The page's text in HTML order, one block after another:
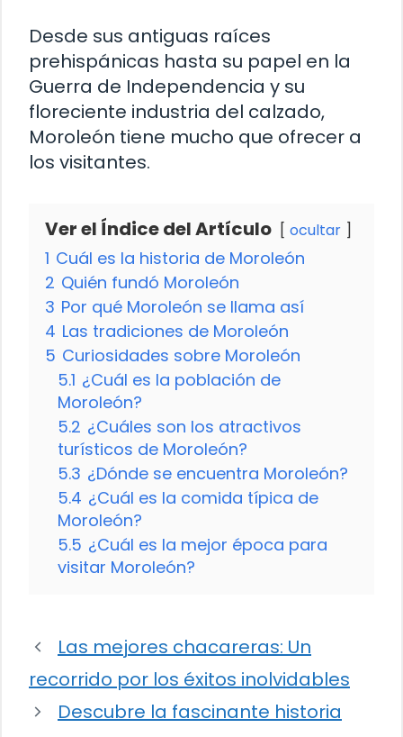
Desde sus antiguas raíces
prehispánicas hasta su papel en la
Guerra de Independencia y su
floreciente industria del calzado,
Moroleón tiene mucho que ofrecer a
los visitantes.
Ver el Índice del Artículo ocultar
1 Cuál es la historia de Moroleón
2 Quién fundó Moroleón
3 Por qué Moroleón se llama así
4 Las tradiciones de Moroleón
5 Curiosidades sobre Moroleón
5.1 ¿Cuál es la población de
Moroleón?
5.2 ¿Cuáles son los atractivos
turísticos de Moroleón?
5.3 ¿Dónde se encuentra Moroleón?
5.4 ¿Cuál es la comida típica de
Moroleón?
5.5 ¿Cuál es la mejor época para
visitar Moroleón?
Las mejores chacareras: Un
recorrido por los éxitos inolvidables
Descubre la fascinante historia